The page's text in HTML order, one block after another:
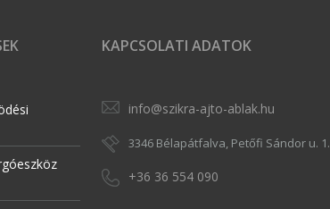
KAPCSOLATI ADATOK
info@szikra-ajto-ablak.hu
3346 Bélapátfalva, Petőfi Sándor u. 1.
+36 36 554 090